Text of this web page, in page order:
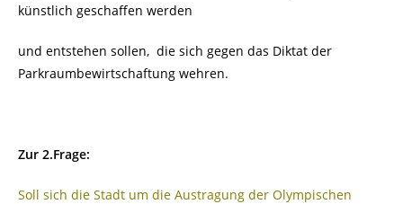
künstlich geschaffen werden
und entstehen sollen, die sich gegen das Diktat der
Parkraumbewirtschaftung wehren.
Zur 2.Frage:
Soll sich die Stadt um die Austragung der Olympischen